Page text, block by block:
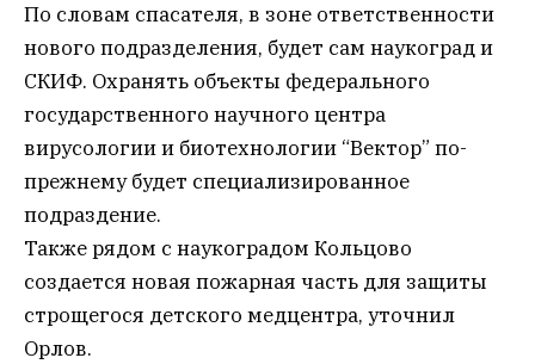
По словам спасателя, в зоне ответственности
нового подразделения, будет сам наукоград и
СКИФ. Охранять объекты федерального
государственного научного центра
вирусологии и биотехнологии “Вектор” по-
прежнему будет специализированное
подраздение.
Также рядом с наукоградом Кольцово
создается новая пожарная часть для защиты
строщегося детского медцентра, уточнил
Орлов.